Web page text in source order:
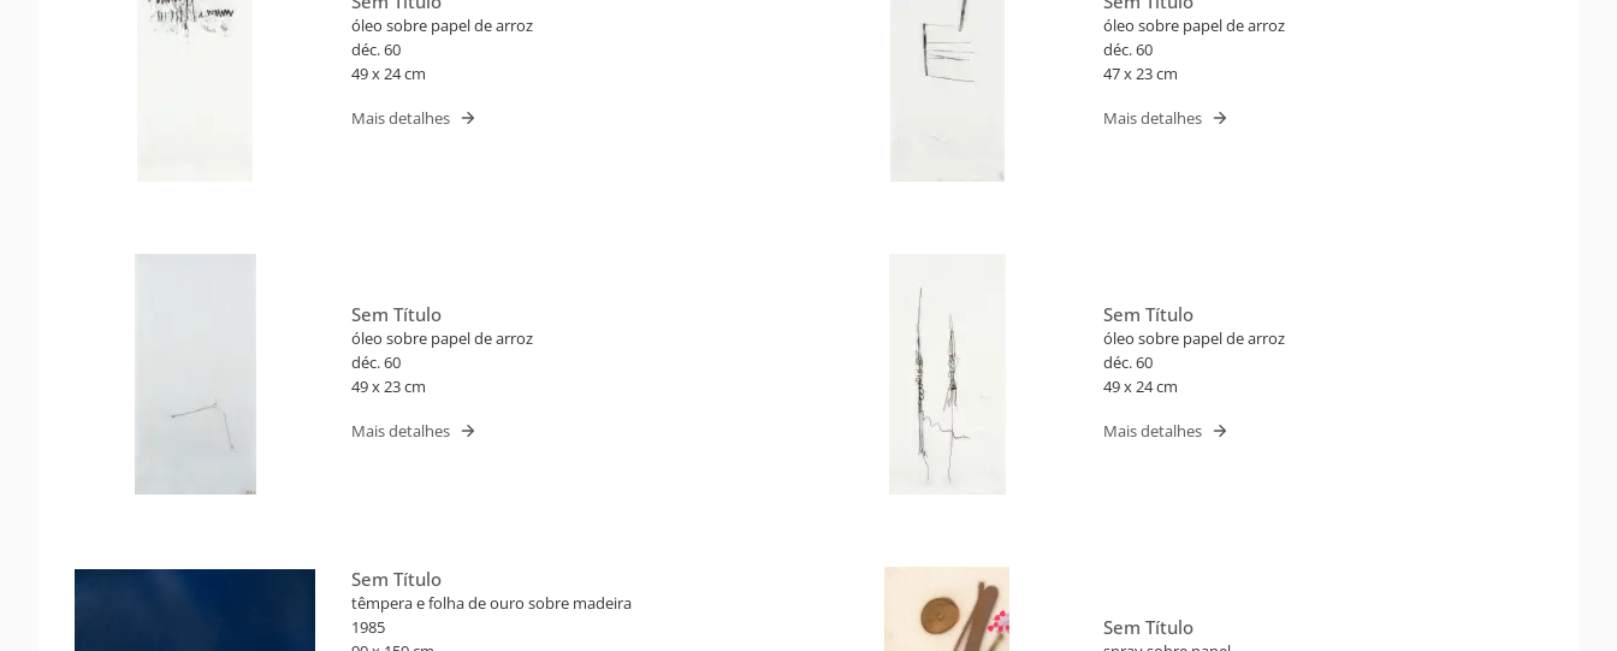
óleo sobre papel de arroz
déc. 60
49 x 24 cm
Mais detalhes
óleo sobre papel de arroz
déc. 60
47 x 23 cm
Mais detalhes
Sem Título
óleo sobre papel de arroz
déc. 60
49 x 23 cm
Mais detalhes
Sem Título
óleo sobre papel de arroz
déc. 60
49 x 24 cm
Mais detalhes
Sem Título
têmpera e folha de ouro sobre madeira
1985
Sem Título